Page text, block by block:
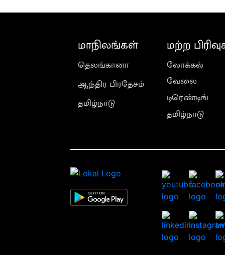
மாநிலங்கள்
தெலங்கானா
ஆந்திர பிரதேசம்
தமிழ்நாடு
மற்ற
லோக்கல்
வேலை
டிரெண்டிங்
தமிழ்நாடு